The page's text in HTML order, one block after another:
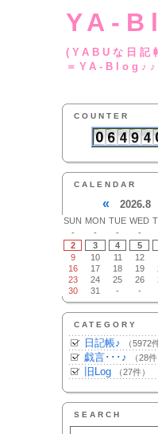
YA-
(YABU
＝YA-Blog♪♪
COUNTER
CALENDAR
« 2026.8
SUN MON TUE WED
-
- - -
2
3 4 5
9
10 11 12
16
17 18 19
23
24 25 26
30
31 - -
CATEGORY
日記帳♪ （5972
戯言･･･♪ （28件
旧Log （27件）
SEARCH